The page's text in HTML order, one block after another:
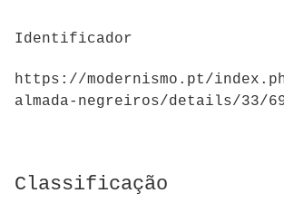
Identificador
https://modernismo.pt/
almada-negreiros/details/33/
Classificação